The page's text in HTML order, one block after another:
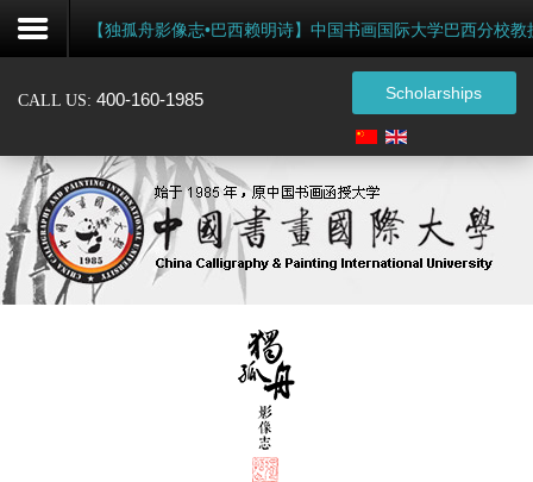
Home
About
【独孤舟影像志•巴西赖明诗】中国书画国际大学巴西分校教
CALL US:400-160-1985 Scholarships